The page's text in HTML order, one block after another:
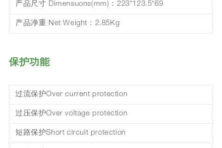
产品尺寸 Dimensuons(mm)：223*123.5*69
产品净重 Net Weight：2.85Kg
保护功能
过流保护Over current protection
过压保护Over voltage protection
短路保护Short circuit protection